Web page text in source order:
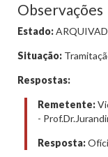
Observações
Estado:
Situação:
Respostas:
Remetente:
-
Resposta: